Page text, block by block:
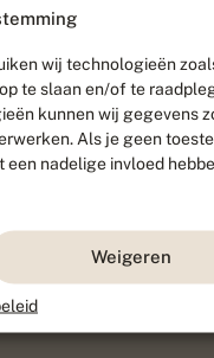
wij technologieën
te slaan en/of te
kunnen wij gegevens
Als je geen
nadelige invloed
Weigeren
door